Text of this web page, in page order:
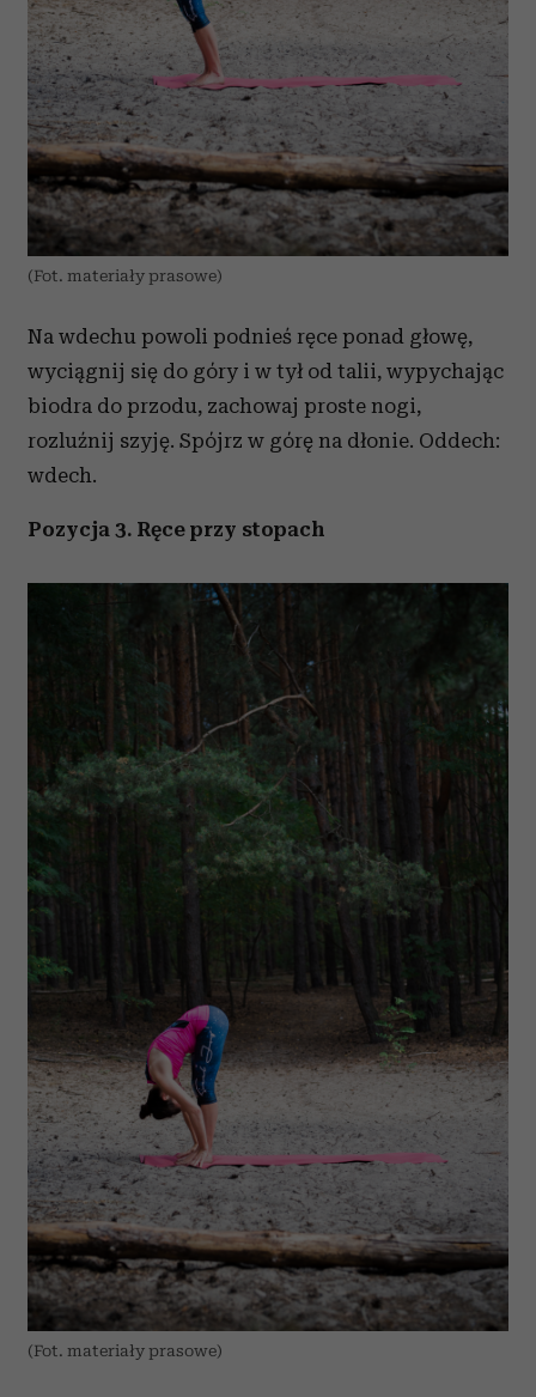
(Fot. materiały prasowe)
Na wdechu powoli podnieś ręce ponad głowę,
wyciągnij się do góry i w tył od talii, wypychając
biodra do przodu, zachowaj proste nogi,
rozluźnij szyję. Spójrz w górę na dłonie. Oddech:
wdech.
Pozycja 3. Ręce przy stopach
(Fot. materiały prasowe)